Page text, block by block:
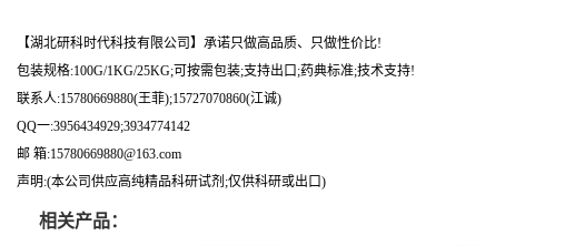
【湖北研科时代科技有限公司】承诺只做高品质、只做性价比!
包装规格:100G/1KG/25KG;可按需包装;支持出口;药典标准;技术支持!
联系人:15780669880(王菲);15727070860(江诚)
QQ一:3956434929;3934774142
邮 箱:15780669880@163.com
声明:(本公司供应高纯精品科研试剂;仅供科研或出口)
相关产品：